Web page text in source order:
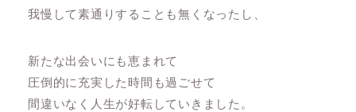
我慢して素通りすることも無くなったし、
新たな出会いにも恵まれて
圧倒的に充実した時間も過ごせて
間違いなく人生が好転していきました。